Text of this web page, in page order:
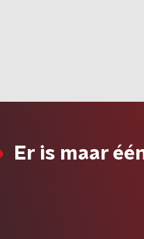
Er is maar